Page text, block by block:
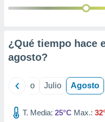
de¿Qué tiempo hace
agosto?
Junio Julio Agosto
T. Media: 25°C Max.: